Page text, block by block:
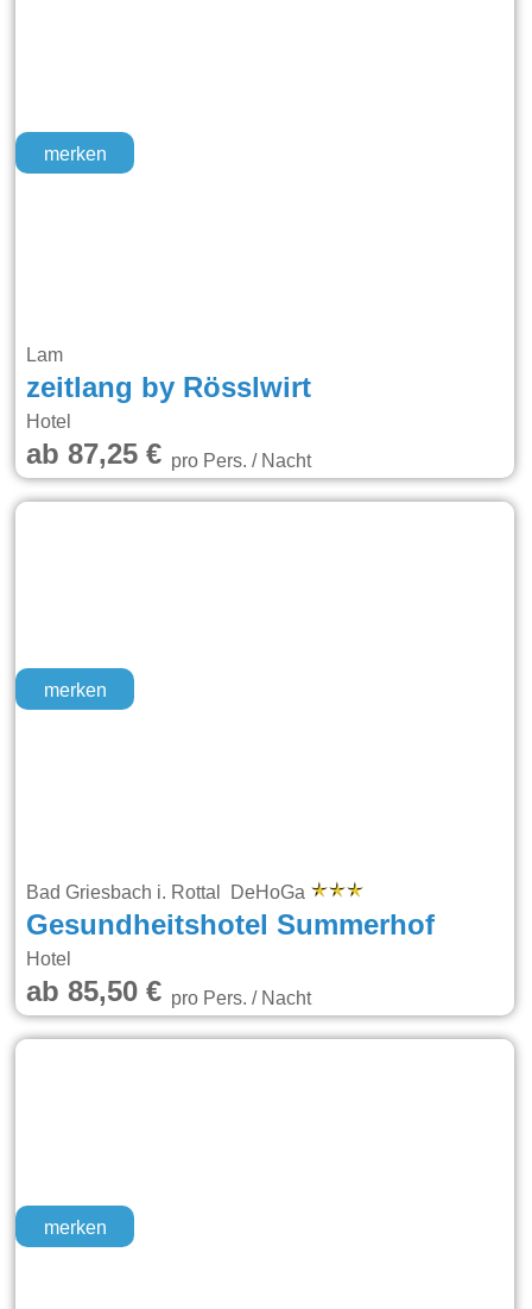
merken
Lam
zeitlang by Rösslwirt
Hotel
ab 87,25 €pro Pers. / Nacht
merken
Bad Griesbach i. Rottal DeHoGa
Gesundheitshotel Summerhof
Hotel
ab 85,50 €pro Pers. / Nacht
merken